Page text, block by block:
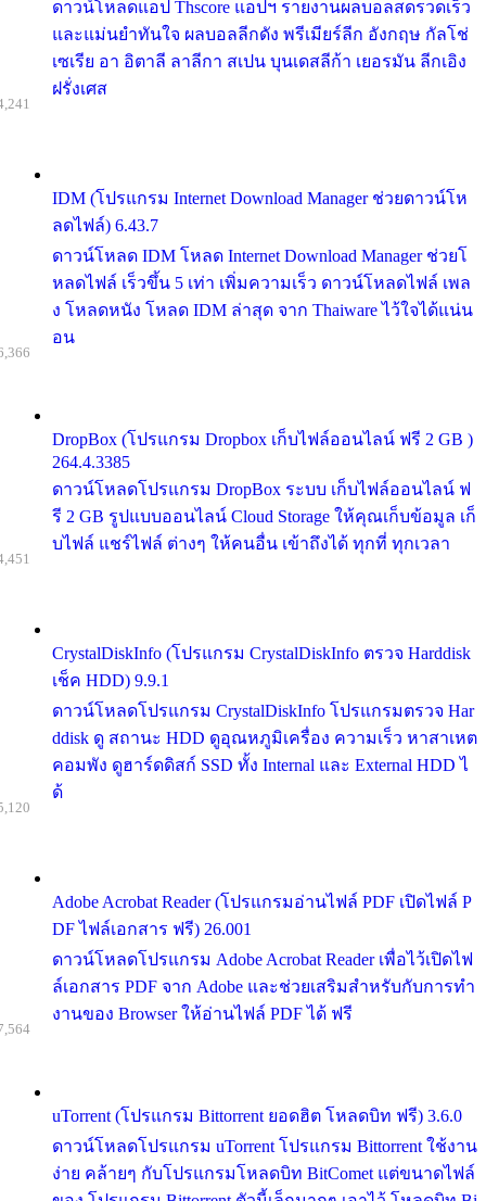
ดาวน์โหลดแอป Thscore แอปฯ รายงานผลบอลสดรวดเร็ว
และแม่นยำทันใจ ผลบอลลีกดัง พรีเมียร์ลีก อังกฤษ กัลโช่
เซเรีย อา อิตาลี ลาลีกา สเปน บุนเดสลีก้า เยอรมัน ลีกเอิง
ฝรั่งเศส
IDM (โปรแกรม Internet Download Manager ช่วยดาวน์โห
ลดไฟล์) 6.43.7
ดาวน์โหลด IDM โหลด Internet Download Manager ช่วยโ
หลดไฟล์ เร็วขึ้น 5 เท่า เพิ่มความเร็ว ดาวน์โหลดไฟล์ เพล
ง โหลดหนัง โหลด IDM ล่าสุด จาก Thaiware ไว้ใจได้แน่น
อน
DropBox (โปรแกรม Dropbox เก็บไฟล์ออนไลน์ ฟรี 2 GB )
264.4.3385
ดาวน์โหลดโปรแกรม DropBox ระบบ เก็บไฟล์ออนไลน์ ฟ
รี 2 GB รูปแบบออนไลน์ Cloud Storage ให้คุณเก็บข้อมูล เก็
บไฟล์ แชร์ไฟล์ ต่างๆ ให้คนอื่น เข้าถึงได้ ทุกที่ ทุกเวลา
CrystalDiskInfo (โปรแกรม CrystalDiskInfo ตรวจ Harddisk
เช็ค HDD) 9.9.1
ดาวน์โหลดโปรแกรม CrystalDiskInfo โปรแกรมตรวจ Har
ddisk ดู สถานะ HDD ดูอุณหภูมิเครื่อง ความเร็ว หาสาเหต
คอมพัง ดูฮาร์ดดิสก์ SSD ทั้ง Internal และ External HDD ไ
ด้
Adobe Acrobat Reader (โปรแกรมอ่านไฟล์ PDF เปิดไฟล์ P
DF ไฟล์เอกสาร ฟรี) 26.001
ดาวน์โหลดโปรแกรม Adobe Acrobat Reader เพื่อไว้เปิดไฟ
ล์เอกสาร PDF จาก Adobe และช่วยเสริมสำหรับกับการทำ
งานของ Browser ให้อ่านไฟล์ PDF ได้ ฟรี
uTorrent (โปรแกรม Bittorrent ยอดฮิต โหลดบิท ฟรี) 3.6.0
ดาวน์โหลดโปรแกรม uTorrent โปรแกรม Bittorrent ใช้งาน
ง่าย คล้ายๆ กับโปรแกรมโหลดบิท BitComet แต่ขนาดไฟล์